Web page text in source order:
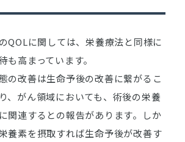
QOLに関しては、栄養療法と同様に
も高まっています。
の改善は生命予後の改善に繋がるこ
、がん領域においても、術後の栄養
関連するとの報告があります。しか
養素を摂取すれば生命予後が改善す